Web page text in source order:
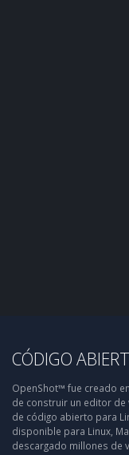
CÓDIGO
OpenShot™ fue creado
de construir un editor
de código abierto para
disponible para Linux,
descargado millones de